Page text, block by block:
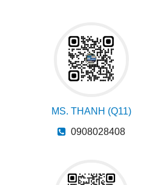
MS. THANH (Q11)
0908028408